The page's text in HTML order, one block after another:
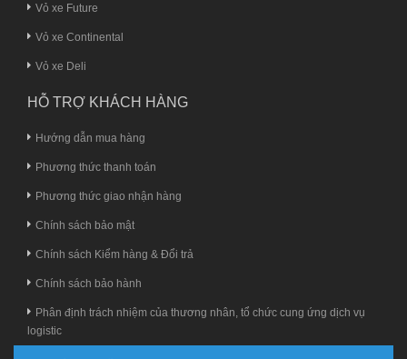
Vỏ xe Future
Vỏ xe Continental
Vỏ xe Deli
HỖ TRỢ KHÁCH HÀNG
Hướng dẫn mua hàng
Phương thức thanh toán
Phương thức giao nhận hàng
Chính sách bảo mật
Chính sách Kiểm hàng & Đổi trả
Chính sách bảo hành
Phân định trách nhiệm của thương nhân, tổ chức cung ứng dịch vụ
logistic